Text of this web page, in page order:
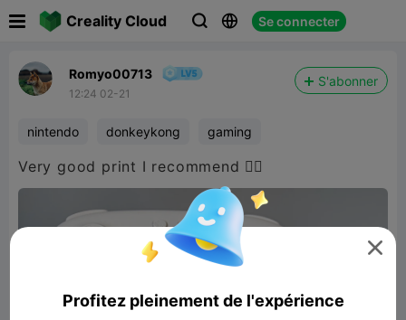
Creality Cloud   Se connecter
Romyo00713
12:24 02-21
S'abonner
nintendo donkeykong gaming
Very good print I recommend 👍🏻

Profitez pleinement de l'expérience